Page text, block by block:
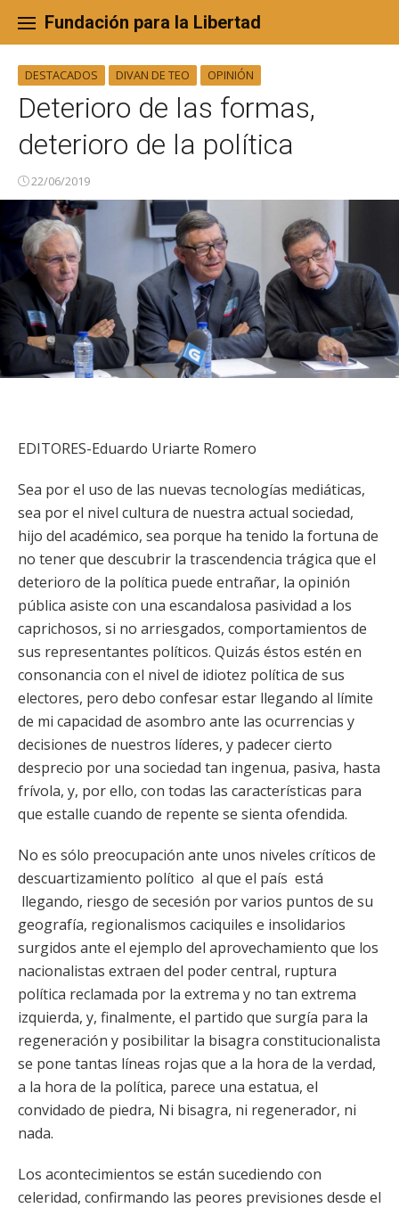
content
Fundación para la Libertad
DESTACADOS DIVAN DE TEO OPINIÓN
Deterioro de las formas,
deterioro de la política
22/06/2019
EDITORES-Eduardo Uriarte Romero
Sea por el uso de las nuevas tecnologías mediáticas,
sea por el nivel cultura de nuestra actual sociedad,
hijo del académico, sea porque ha tenido la fortuna de
no tener que descubrir la trascendencia trágica que el
deterioro de la política puede entrañar, la opinión
pública asiste con una escandalosa pasividad a los
caprichosos, si no arriesgados, comportamientos de
sus representantes políticos. Quizás éstos estén en
consonancia con el nivel de idiotez política de sus
electores, pero debo confesar estar llegando al límite
de mi capacidad de asombro ante las ocurrencias y
decisiones de nuestros líderes, y padecer cierto
desprecio por una sociedad tan ingenua, pasiva, hasta
frívola, y, por ello, con todas las características para
que estalle cuando de repente se sienta ofendida.
No es sólo preocupación ante unos niveles críticos de
descuartizamiento político al que el país está
llegando, riesgo de secesión por varios puntos de su
geografía, regionalismos caciquiles e insolidarios
surgidos ante el ejemplo del aprovechamiento que los
nacionalistas extraen del poder central, ruptura
política reclamada por la extrema y no tan extrema
izquierda, y, finalmente, el partido que surgía para la
regeneración y posibilitar la bisagra constitucionalista
se pone tantas líneas rojas que a la hora de la verdad,
a la hora de la política, parece una estatua, el
convidado de piedra, Ni bisagra, ni regenerador, ni
nada.
Los acontecimientos se están sucediendo con
celeridad, confirmando las peores previsiones desde el